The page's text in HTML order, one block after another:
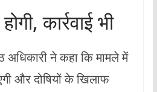
कार्रवाई भी
अधिकारी ने कहा कि मामले में
और दोषियों के खिलाफ